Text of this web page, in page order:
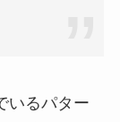
いるパター